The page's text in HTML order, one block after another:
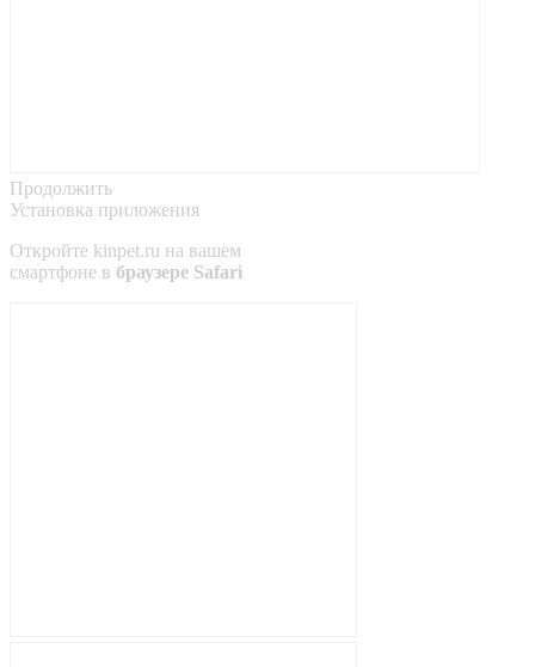
Продолжить
Установка приложения
Откройте kinpet.ru на вашем
смартфоне в браузере Safari